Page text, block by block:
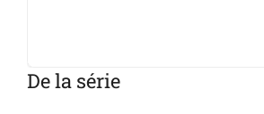
De la série